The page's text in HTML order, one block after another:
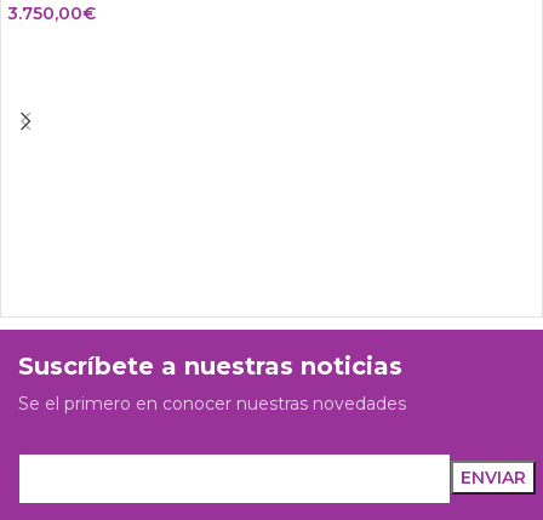
3.750,00€
Suscríbete a nuestras noticias
Se el primero en conocer nuestras novedades